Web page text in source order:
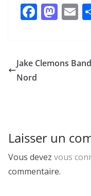
F
b
M
d
E
l
Jake Clemons
Nord
Laisser un
Vous devez vous
commentaire.